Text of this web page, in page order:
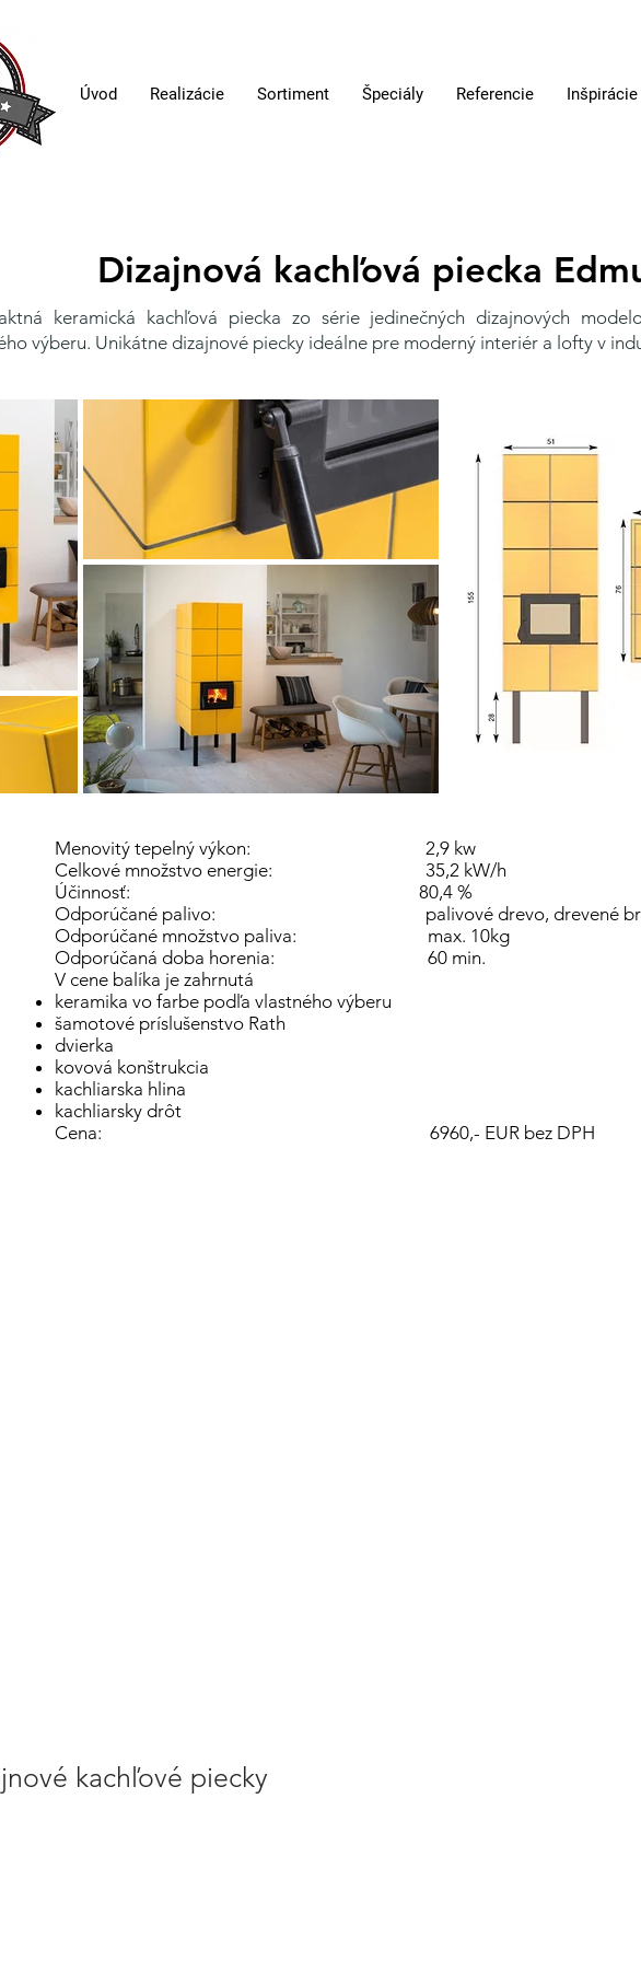
Úvod Realizácie Sortiment Špeciály Referencie Inšpirácie
Dizajnová kachľová piecka
keramická kachľová piecka zo série jedinečných dizajnových
výberu. Unikátne dizajnové piecky ideálne pre moderný interiér a lofty v
Menovitý tepelný výkon: 2,9 kw
Celkové množstvo energie: 35,2 kW/h
Účinnosť: 80,4 %
Odporúčané palivo: palivové drevo, drevené
Odporúčané množstvo paliva: max. 10kg
Odporúčaná doba horenia: 60 min.
V cene balíka je zahrnutá
keramika vo farbe podľa vlastného výberu
šamotové príslušenstvo Rath
dvierka
kovová konštrukcia
kachliarska hlina
kachliarsky drôt
Cena: 6960,- EUR bez DPH​
kachľové piecky